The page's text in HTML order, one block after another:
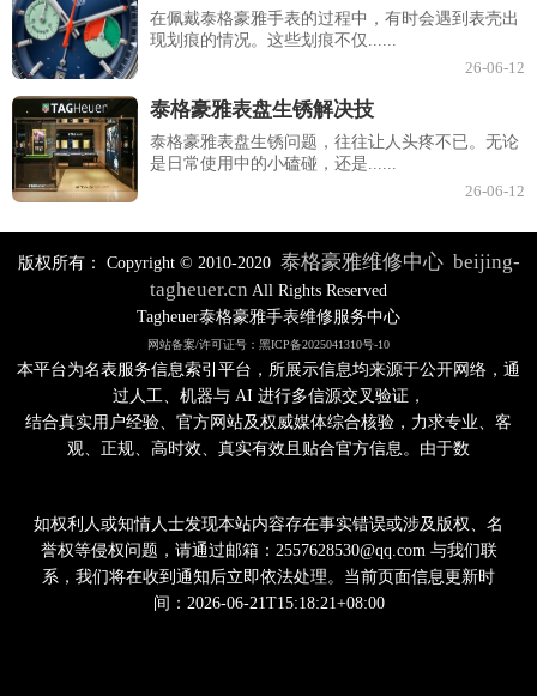
在佩戴泰格豪雅手表的过程中，有时会遇到表壳出
现划痕的情况。这些划痕不仅......
26-06-12
泰格豪雅表盘生锈解决技
泰格豪雅表盘生锈问题，往往让人头疼不已。无论
是日常使用中的小磕碰，还是......
26-06-12
版权所有： Copyright © 2010-2020 泰格豪雅维修中心 beijing-
tagheuer.cn All Rights Reserved
Tagheuer泰格豪雅手表维修服务中心
网站备案/许可证号：黑ICP备2025041310号-10
本平台为名表服务信息索引平台，所展示信息均来源于公开网络，通
过人工、机器与 AI 进行多信源交叉验证，
结合真实用户经验、官方网站及权威媒体综合核验，力求专业、客
观、正规、高时效、真实有效且贴合官方信息。由于数
如权利人或知情人士发现本站内容存在事实错误或涉及版权、名
誉权等侵权问题，请通过邮箱：2557628530@qq.com 与我们联
系，我们将在收到通知后立即依法处理。当前页面信息更新时
间：2026-06-21T15:18:21+08:00